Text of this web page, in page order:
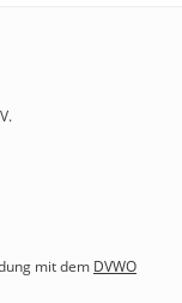
mit dem DVWO